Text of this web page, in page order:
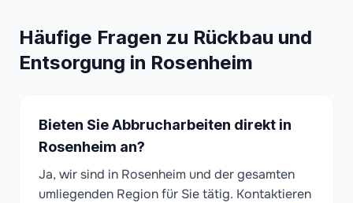
Häufige Fragen zu Rückbau und
Entsorgung in Rosenheim
Bieten Sie Abbrucharbeiten direkt in
Rosenheim an?
Ja, wir sind in Rosenheim und der gesamten
umliegenden Region für Sie tätig. Kontaktieren